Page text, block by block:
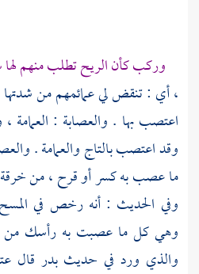
وركب كأن الريح تطلب منهم
، أي : تنقض لي عمائمهم من شدتها
اعتصب بها . والعصابة :
وقد اعتصب بالتاج والعمامة .
ما عصب به كسر أو قرح ، من
وفي الحديث : أنه رخص في
وهي كل ما عصبت به رأسك من
والذي ورد في حديثبدر قال